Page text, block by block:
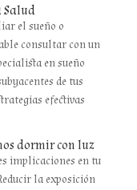
Salud
el sueño o
consultar con un
en sueño
de tus
efectivas
dormir con luz
implicaciones en tu
la exposición